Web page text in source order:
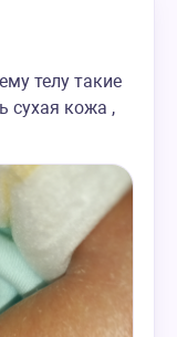
телу такие
сухая кожа ,